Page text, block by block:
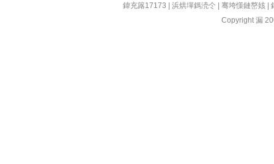
鍏充簬17173 |浜烘墠鎷涜仒 |骞垮憡鏈嶅姟 |
Copyright 漏